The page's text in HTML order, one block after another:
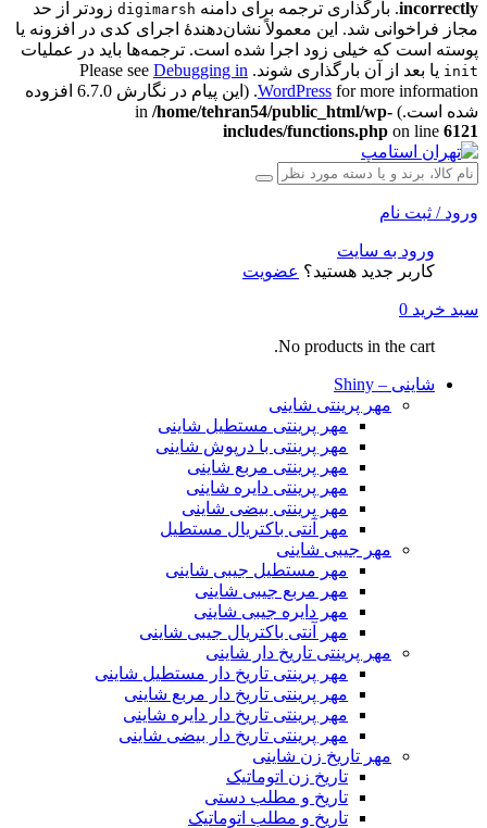
incorrectly. بارگذاری ترجمه برای دامنه digimarsh زودتر از حد
مجاز فراخوانی شد. این معمولاً نشان‌دهندهٔ اجرای کدی در افزونه یا
پوسته است که خیلی زود اجرا شده است. ترجمه‌ها باید در عملیات
init یا بعد از آن بارگذاری شوند. Please see Debugging in
WordPress
for more information. (این پیام در نگارش 6.7.0 افزوده
شده است.) in /home/tehran54/public_html/wp-
includes/functions.php on line 6121
ورود / ثبت نام
ورود به سایت
کاربر جدید هستید؟ عضویت
سبد خرید 0
No products in the cart.
شاینی – Shiny
مهر پرینتی شاینی
مهر پرینتی مستطیل شاینی
مهر پرینتی با درپوش شاینی
مهر پرینتی مربع شاینی
مهر پرینتی دایره شاینی
مهر پرینتی بیضی شاینی
مهر آنتی باکتریال مستطیل
مهر جیبی شاینی
مهر مستطیل جیبی شاینی
مهر مربع جیبی شاینی
مهر دایره جیبی شاینی
مهر آنتی باکتریال جیبی شاینی
مهر پرینتی تاریخ دار شاینی
مهر پرینتی تاریخ دار مستطیل شاینی
مهر پرینتی تاریخ دار مربع شاینی
مهر پرینتی تاریخ دار دایره شاینی
مهر پرینتی تاریخ دار بیضی شاینی
مهر تاریخ زن شاینی
تاریخ زن اتوماتیک
تاریخ و مطلب دستی
تاریخ و مطلب اتوماتیک